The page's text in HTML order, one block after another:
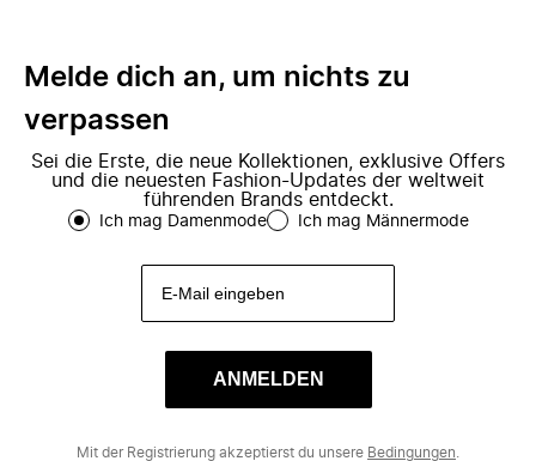
Melde dich an, um nichts zu
verpassen
Sei die Erste, die neue Kollektionen, exklusive Offers
und die neuesten Fashion-Updates der weltweit
führenden Brands entdeckt.
Ich mag Damenmode Ich mag Männermode
ANMELDEN
Mit der Registrierung akzeptierst du unsere Bedingungen